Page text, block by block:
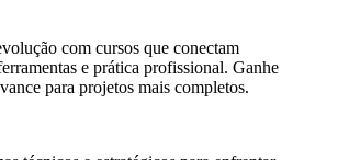
com cursos que conectam
e prática profissional. Ganhe
para projetos mais completos.